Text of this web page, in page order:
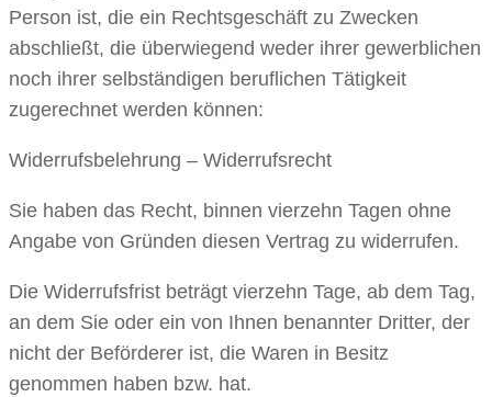
Person ist, die ein Rechtsgeschäft zu Zwecken
abschließt, die überwiegend weder ihrer gewerblichen
noch ihrer selbständigen beruflichen Tätigkeit
zugerechnet werden können:
Widerrufsbelehrung – Widerrufsrecht
Sie haben das Recht, binnen vierzehn Tagen ohne
Angabe von Gründen diesen Vertrag zu widerrufen.
Die Widerrufsfrist beträgt vierzehn Tage, ab dem Tag,
an dem Sie oder ein von Ihnen benannter Dritter, der
nicht der Beförderer ist, die Waren in Besitz
genommen haben bzw. hat.